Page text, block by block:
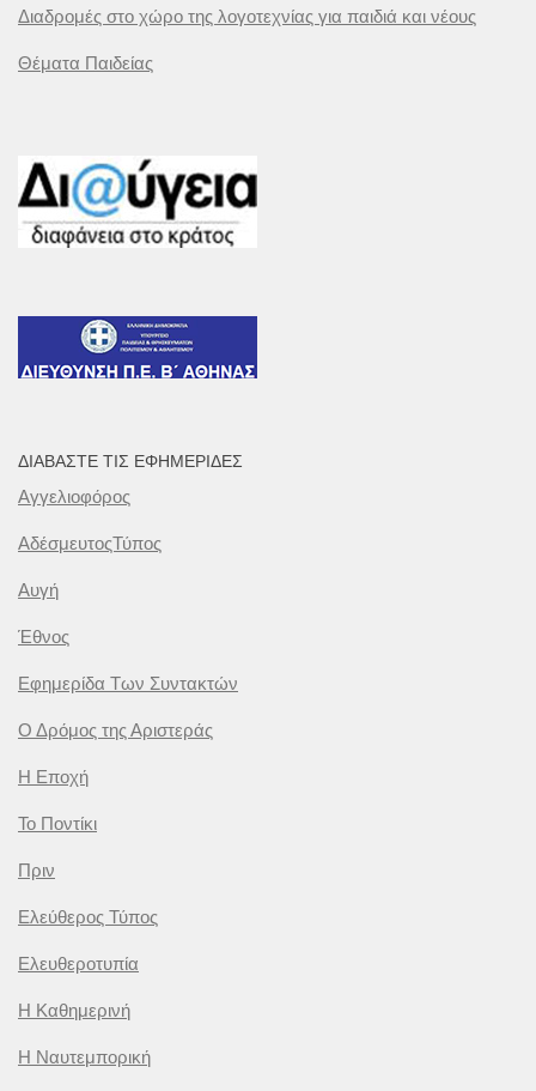
Διαδρομές στο χώρο της λογοτεχνίας για παιδιά και νέους
Θέματα Παιδείας
ΔΙΑΒΆΣΤΕ ΤΙΣ ΕΦΗΜΕΡΊΔΕΣ
Αγγελιοφόρος
ΑδέσμευτοςΤύπος
Αυγή
Έθνος
Εφημερίδα Των Συντακτών
Ο Δρόμος της Αριστεράς
Η Εποχή
Το Ποντίκι
Πριν
Ελεύθερος Τύπος
Ελευθεροτυπία
Η Καθημερινή
Η Ναυτεμπορική